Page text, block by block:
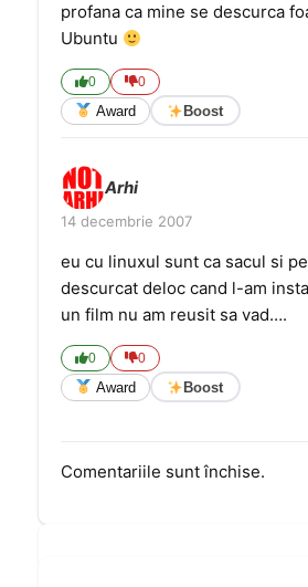
profana ca mine se descurca
Ubuntu
0 0
Award Boost
Arhi
14 decembrie 2007
eu cu linuxul sunt ca sacul si
descurcat deloc cand l-am
un film nu am reusit sa vad….
0 0
Award Boost
Comentariile sunt închise.